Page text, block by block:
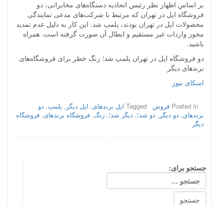
بر اساس اظهار نظر رئیس اتحادیه دستگاه‌های مخابراتی، دو
فروشگاه اپل در تهران که مرتبط با شرکت‌های مدعی نمایندگی
محصولات اپل در تهران بودند، پلمپ شد. این کار به دلیل عدم تمدید
مجوز واردات غیر مستقیم و ابطال آن صورت گرفته است. همراه
باشید.
دو فروشگاه اپل در تهران پلمپ شد؛ زنگ خطر برای فروشگاه‌های
برندهای دیگر
اسکای نیوز
Posted in فروش Tagged اپل برندهای, اپل دیگر , پلمپ, دو
برندهای, دو دیگر , دو شد؛, دیگر شد؛, زنگ, فروشگاه برندهای, فروشگاه
دیگر
جستجو برای: